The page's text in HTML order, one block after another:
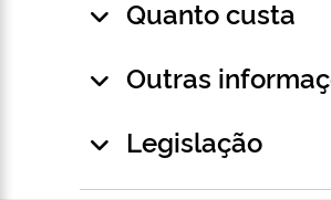
Quanto custa
Outras
Legislação